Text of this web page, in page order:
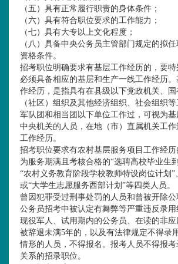
（五）具有正常履行职责的身体条件；
（六）具有符合职位要求的工作能力；
（七）具有大专以上文化程度；
（八）具备中央公务员主管部门规定的拟
资格条件。
招考职位明确要求有基层工作经历的，要
必须具备相应的基层和生产一线工作经历
作经历，是指具有在县级以下党政机关、
（社区）组织及其他经济组织、社会组织
军队团和相当团以下单位工作过，可视为
中央机关的人员，在地（市）直属机关工
工作经历。
招考职位要求有农村基层服务项目工作经
为服务期满且考核合格的“选聘高校毕业生
“农村义务教育阶段学校教师特设岗位计划”
或“大学生志愿服务西部计划”等四类人员。
曾因犯罪受过刑事处罚的人员和曾被开除
公务员招考中被认定有舞弊等严重违反录用
现役军人、试用期内的公务员、在读的非
被辞退未满5年的，以及有法律规定不得录
情形的人员，不得报名 。报考人员不得报
关系的招录职位。